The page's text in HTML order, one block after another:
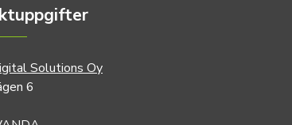
Solutions Oy
6